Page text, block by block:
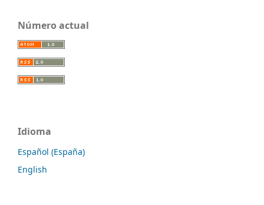
Número actual
Idioma
Español (España)
English